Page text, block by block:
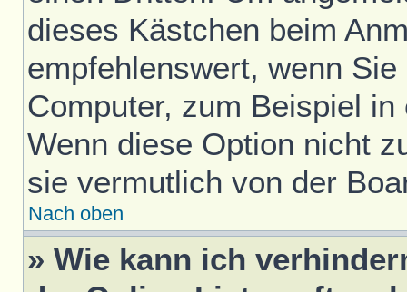
dieses Kästchen beim
empfehlenswert, wenn
Computer, zum Beispiel
Wenn diese Option nicht
sie vermutlich von der
Nach oben
» Wie kann ich